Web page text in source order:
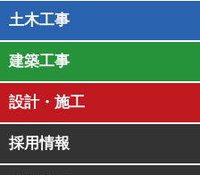
土木工事
建築工事
設計・施工
採用情報